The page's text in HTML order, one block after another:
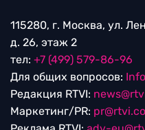
115280, г. Москва, ул.
д. 26, этаж 2
тел: +7 (499) 579-86-96
Для общих вопросов:
Редакция RTVI:
Маркетинг/PR: